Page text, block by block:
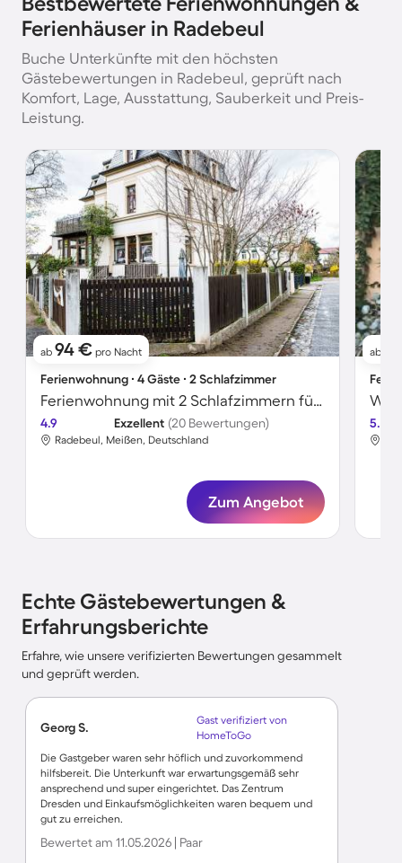
Ferienhäuser in Radebeul
Buche Unterkünfte mit den höchsten
Gästebewertungen in Radebeul, geprüft nach
Komfort, Lage, Ausstattung, Sauberkeit und Preis-
Leistung.
ab 94 € pro Nacht
Ferienwohnung ∙ 4 Gäste ∙ 2 Schlafzimmer
Ferienwohnung mit 2 Schlafzimmern für 4 Personen
4.9 Exzellent (20 Bewertungen)
Radebeul, Meißen, Deutschland
Zum Angebot
ab
5.0
Echte Gästebewertungen &
Erfahrungsberichte
Erfahre, wie unsere verifizierten Bewertungen gesammelt
und geprüft werden.
Georg S.
Gast verifiziert von
HomeToGo
Die Gastgeber waren sehr höflich und zuvorkommend
hilfsbereit. Die Unterkunft war erwartungsgemäß sehr
ansprechend und super eingerichtet. Das Zentrum
Dresden und Einkaufsmöglichkeiten waren bequem und
gut zu erreichen.
Bewertet am 11.05.2026 | Paar